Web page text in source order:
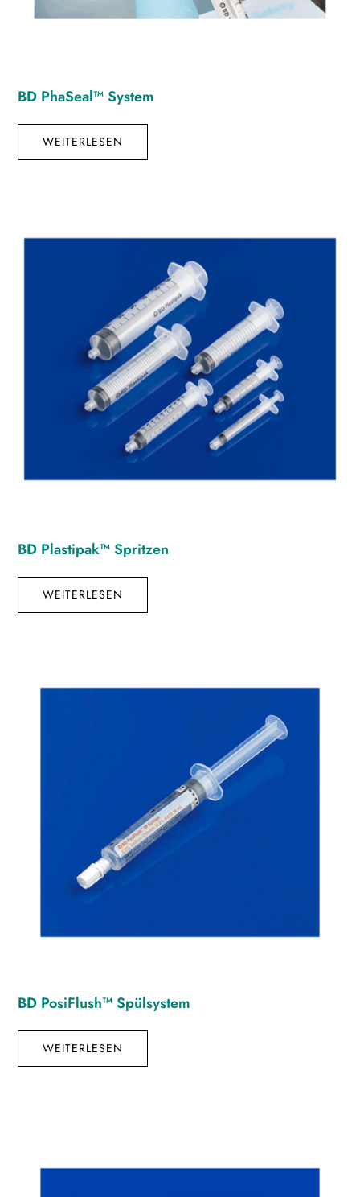
BD PhaSeal™ System
WEITERLESEN
BD Plastipak™ Spritzen
WEITERLESEN
BD PosiFlush™ Spülsystem
WEITERLESEN